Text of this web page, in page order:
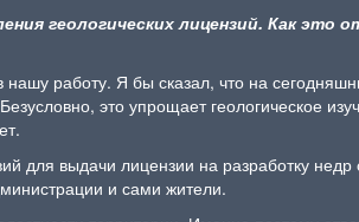
геологических лицензий. Как это
работу. Я бы сказал, что на
это упрощает геологическое
выдачи лицензии на разработку недр
и сами жители.